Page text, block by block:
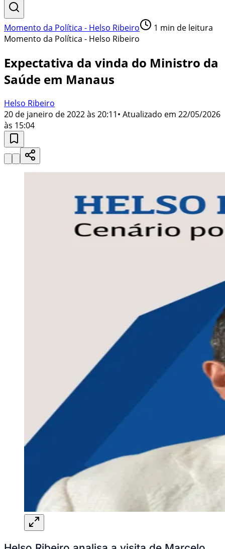
Momento da Política - Helso Ribeiro 1 min de leitura
Momento da Política - Helso Ribeiro
Expectativa da vinda do Ministro da
Saúde em Manaus
Helso Ribeiro
20 de janeiro de 2022 às 20:11• Atualizado em 22/05/2026
às 15:04